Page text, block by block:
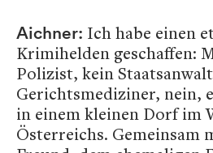
Aichner: Ich habe einen
Krimihelden geschaffen:
Polizist, kein
Gerichtsmediziner, nein,
in einem kleinen Dorf im
Österreichs. Gemeinsam